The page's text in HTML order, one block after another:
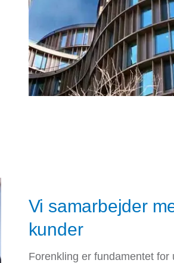
Vi samarbejder
kunder
Forenkling er fundamentet for